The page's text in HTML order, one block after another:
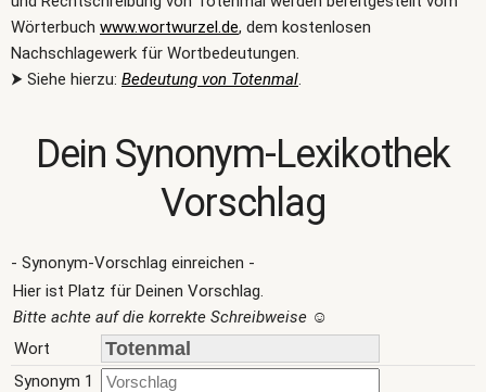
Wörterbuch www.wortwurzel.de, dem kostenlosen
Nachschlagewerk für Wortbedeutungen.
⮞ Siehe hierzu: Bedeutung von Totenmal.
Dein Synonym-Lexikothek
Vorschlag
- Synonym-Vorschlag einreichen -
Hier ist Platz für Deinen Vorschlag.
Bitte achte auf die korrekte Schreibweise ☺
Wort
Synonym 1